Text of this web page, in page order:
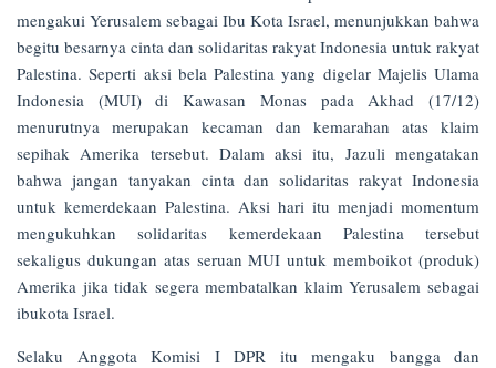
mengakui Yerusalem sebagai Ibu Kota Israel, menunjukkan bahwa
begitu besarnya cinta dan solidaritas rakyat Indonesia untuk rakyat
Palestina. Seperti aksi bela Palestina yang digelar Majelis Ulama
Indonesia (MUI) di Kawasan Monas pada Akhad (17/12)
menurutnya merupakan kecaman dan kemarahan atas klaim
sepihak Amerika tersebut. Dalam aksi itu, Jazuli mengatakan
bahwa jangan tanyakan cinta dan solidaritas rakyat Indonesia
untuk kemerdekaan Palestina. Aksi hari itu menjadi momentum
mengukuhkan solidaritas kemerdekaan Palestina tersebut
sekaligus dukungan atas seruan MUI untuk memboikot (produk)
Amerika jika tidak segera membatalkan klaim Yerusalem sebagai
ibukota Israel.
Selaku Anggota Komisi I DPR itu mengaku bangga dan